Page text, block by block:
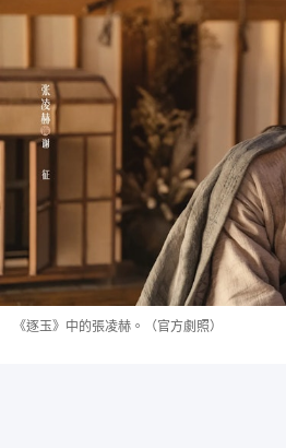
《逐玉》中的張凌赫。（官方劇照）